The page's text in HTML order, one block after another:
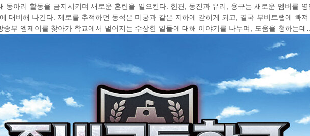
동아리 활동을 금지시키며 새로운 혼란을 일으킨다. 한편, 동진과 유리, 용규는 새로운 멤버를 영
대비해 나간다. 제로를 추적하던 동석은 미궁과 같은 지하에 갇히게 되고, 결국 부비트랩에 빠
송부 엠제이를 찾아가 학교에서 벌어지는 수상한 일들에 대해 이야기를 나누며, 도움을 청하는